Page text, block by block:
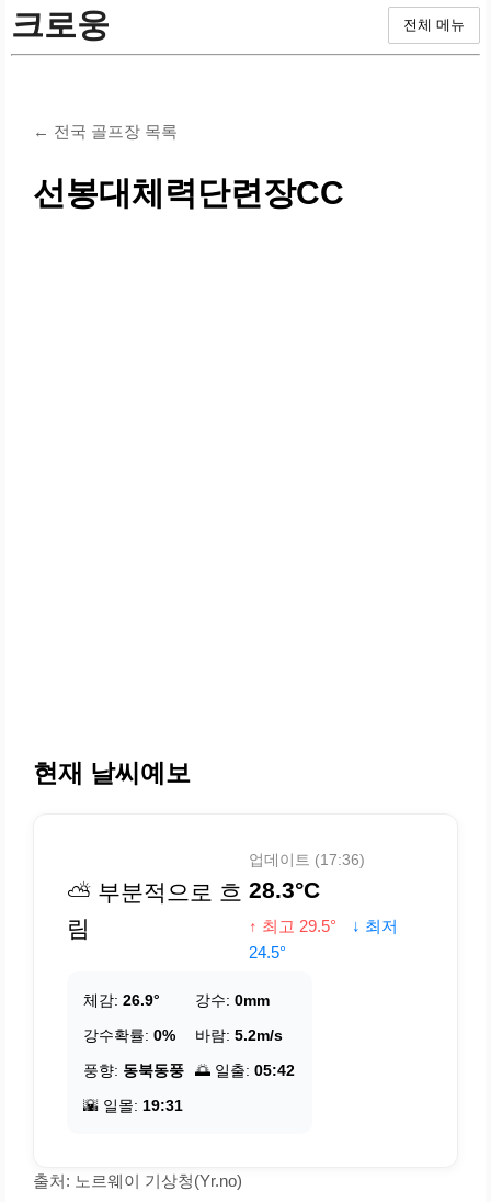
크로웅 전체 메뉴
← 전국 골프장 목록
선봉대체력단련장CC
현재 날씨예보
⛅ 부분적으로 흐
림
업데이트 (17:36)
28.3°C
↑ 최고 29.5°
↓ 최저
24.5°
체감: 26.9° 강수: 0mm
강수확률: 0% 바람: 5.2m/s
풍향: 동북동풍 🌅 일출: 05:42
🌇 일몰: 19:31
출처: 노르웨이 기상청(Yr.no)